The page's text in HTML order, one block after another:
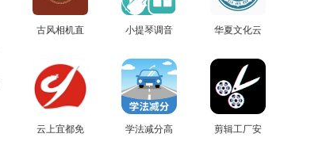
古风相机直
小提琴调音
版
华夏文化云
云上宜都免
学法减分高
剪辑工厂安